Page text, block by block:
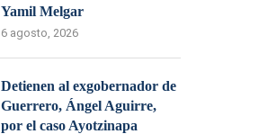
Yamil Melgar
6 agosto, 2026
Detienen al exgobernador de
Guerrero, Ángel Aguirre,
por el caso Ayotzinapa